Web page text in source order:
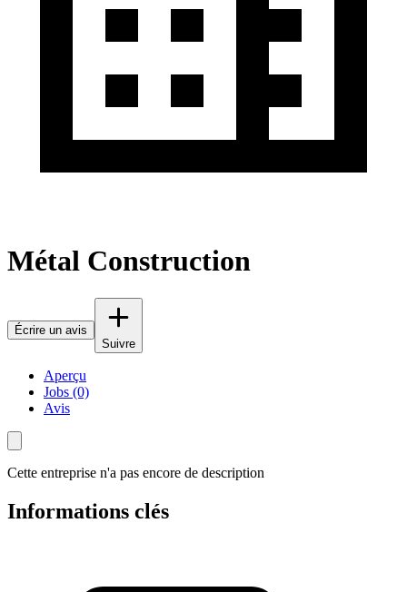
Métal Construction
Écrire un avis
Suivre
Aperçu
Jobs (0)
Avis
Cette entreprise n'a pas encore de description
Informations clés